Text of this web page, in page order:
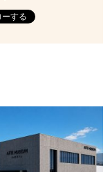
ーする